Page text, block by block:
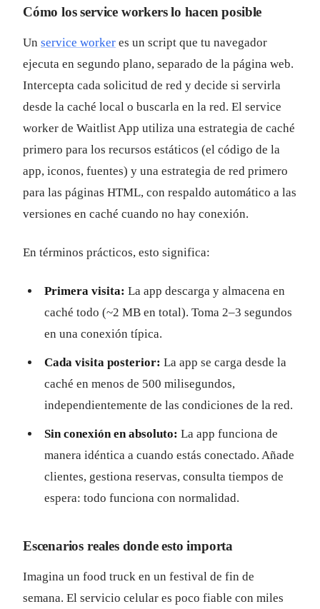
Cómo los service workers lo hacen posible
Un service worker es un script que tu navegador
ejecuta en segundo plano, separado de la página web.
Intercepta cada solicitud de red y decide si servirla
desde la caché local o buscarla en la red. El service
worker de Waitlist App utiliza una estrategia de caché
primero para los recursos estáticos (el código de la
app, iconos, fuentes) y una estrategia de red primero
para las páginas HTML, con respaldo automático a las
versiones en caché cuando no hay conexión.
En términos prácticos, esto significa:
Primera visita: La app descarga y almacena en
caché todo (~2 MB en total). Toma 2–3 segundos
en una conexión típica.
Cada visita posterior: La app se carga desde la
caché en menos de 500 milisegundos,
independientemente de las condiciones de la red.
Sin conexión en absoluto: La app funciona de
manera idéntica a cuando estás conectado. Añade
clientes, gestiona reservas, consulta tiempos de
espera: todo funciona con normalidad.
Escenarios reales donde esto importa
Imagina un food truck en un festival de fin de
semana. El servicio celular es poco fiable con miles